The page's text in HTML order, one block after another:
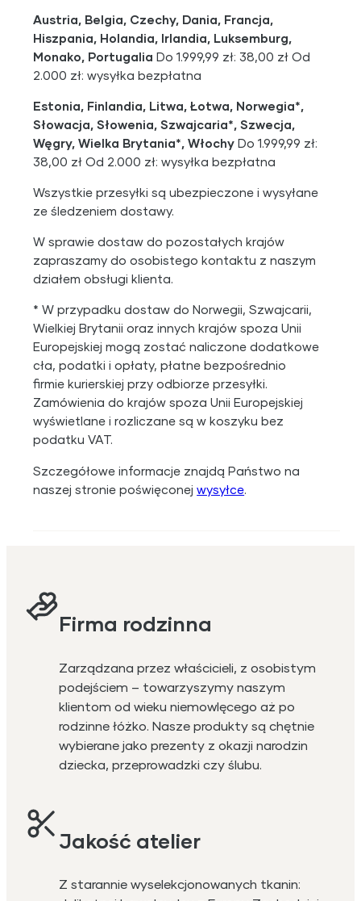
Austria, Belgia, Czechy, Dania, Francja,
Hiszpania, Holandia, Irlandia, Luksemburg,
Monako, Portugalia Do 1.999,99 zł: 38,00 zł Od
2.000 zł: wysyłka bezpłatna
Estonia, Finlandia, Litwa, Łotwa, Norwegia*,
Słowacja, Słowenia, Szwajcaria*, Szwecja,
Węgry, Wielka Brytania*, Włochy Do 1.999,99 zł:
38,00 zł Od 2.000 zł: wysyłka bezpłatna
Wszystkie przesyłki są ubezpieczone i wysyłane
ze śledzeniem dostawy.
W sprawie dostaw do pozostałych krajów
zapraszamy do osobistego kontaktu z naszym
działem obsługi klienta.
* W przypadku dostaw do Norwegii, Szwajcarii,
Wielkiej Brytanii oraz innych krajów spoza Unii
Europejskiej mogą zostać naliczone dodatkowe
cła, podatki i opłaty, płatne bezpośrednio
firmie kurierskiej przy odbiorze przesyłki.
Zamówienia do krajów spoza Unii Europejskiej
wyświetlane i rozliczane są w koszyku bez
podatku VAT.
Szczegółowe informacje znajdą Państwo na
naszej stronie poświęconejwysyłce
Firma rodzinna
Zarządzana przez właścicieli, z osobistym
podejściem – towarzyszymy naszym
klientom od wieku niemowlęcego aż po
rodzinne łóżko. Nasze produkty są chętnie
wybierane jako prezenty z okazji narodzin
dziecka, przeprowadzki czy ślubu.
Jakość atelier
Z starannie wyselekcjonowanych tkanin: